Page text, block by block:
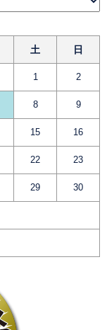
土 日
1 2
8 9
15 16
22 23
29 30